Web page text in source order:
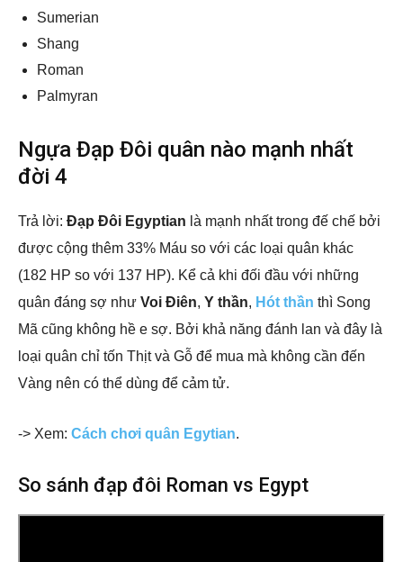
Sumerian
Shang
Roman
Palmyran
Ngựa Đạp Đôi quân nào mạnh nhất
đời 4
Trả lời: Đạp Đôi Egyptian là mạnh nhất trong đế chế bởi
được cộng thêm 33% Máu so với các loại quân khác
(182 HP so với 137 HP). Kể cả khi đối đầu với những
quân đáng sợ như Voi Điên, Y thần, Hót thần thì Song
Mã cũng không hề e sợ. Bởi khả năng đánh lan và đây là
loại quân chỉ tốn Thịt và Gỗ để mua mà không cần đến
Vàng nên có thể dùng để cảm tử.
-> Xem: Cách chơi quân Egytian.
So sánh đạp đôi Roman vs Egypt